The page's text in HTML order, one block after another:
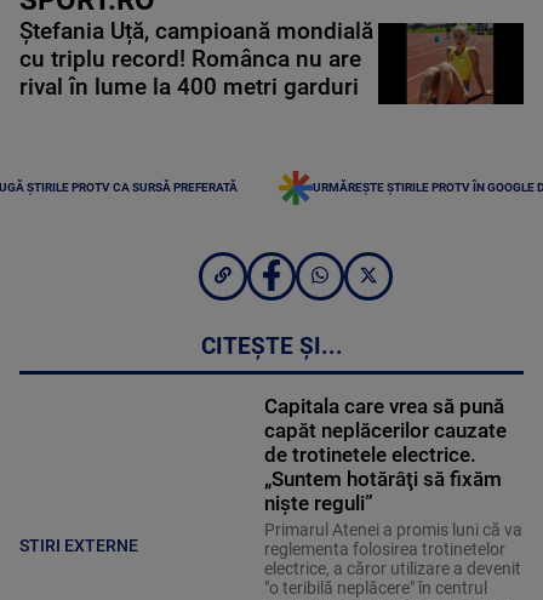
Ștefania Uță, campioană mondială
cu triplu record! Românca nu are
rival în lume la 400 metri garduri
ȘTIRILE PROTV CA SURSĂ PREFERATĂ URMĂREȘTE ȘTIRILE PROTV ÎN GOOGLE
CITEȘTE ȘI...
STIRI EXTERNE
Capitala care vrea să pună
capăt neplăcerilor cauzate
de trotinetele electrice.
„Suntem hotărâţi să fixăm
nişte reguli”
Primarul Atenei a promis luni că va
reglementa folosirea trotinetelor
electrice, a căror utilizare a devenit
"o teribilă neplăcere" în centrul